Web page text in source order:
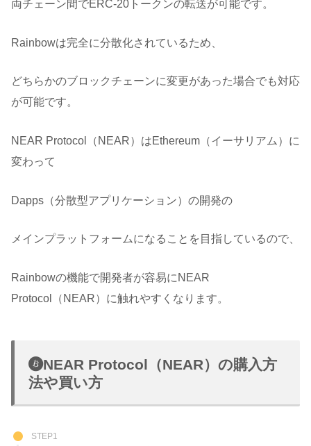
両チェーン間でERC-20トークンの転送が可能です。
Rainbowは完全に分散化されているため、
どちらかのブロックチェーンに変更があった場合でも対応
が可能です。
NEAR Protocol（NEAR）はEthereum（イーサリアム）に
変わって
Dapps（分散型アプリケーション）の開発の
メインプラットフォームになることを目指しているので、
Rainbowの機能で開発者が容易にNEAR
Protocol（NEAR）に触れやすくなります。
NEAR Protocol（NEAR）の購入方
法や買い方
STEP1